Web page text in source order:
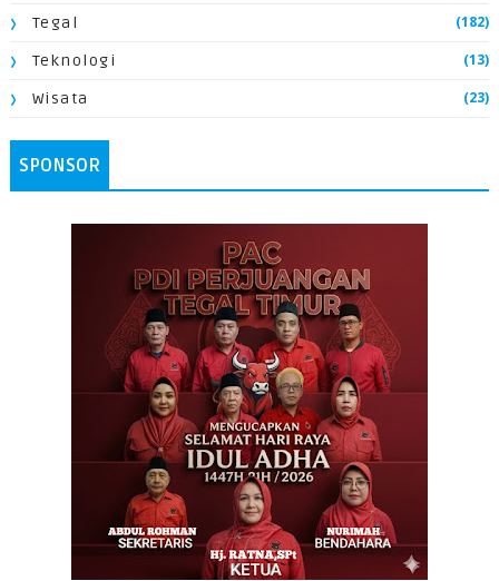
Tegal (182)
Teknologi (13)
Wisata (23)
SPONSOR